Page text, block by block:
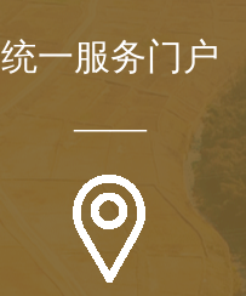
统一服务门户
——